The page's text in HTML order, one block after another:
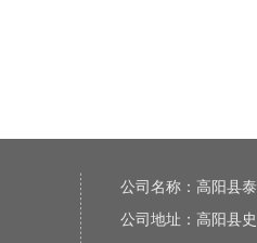
公司名称：高阳县
公司地址：高阳县